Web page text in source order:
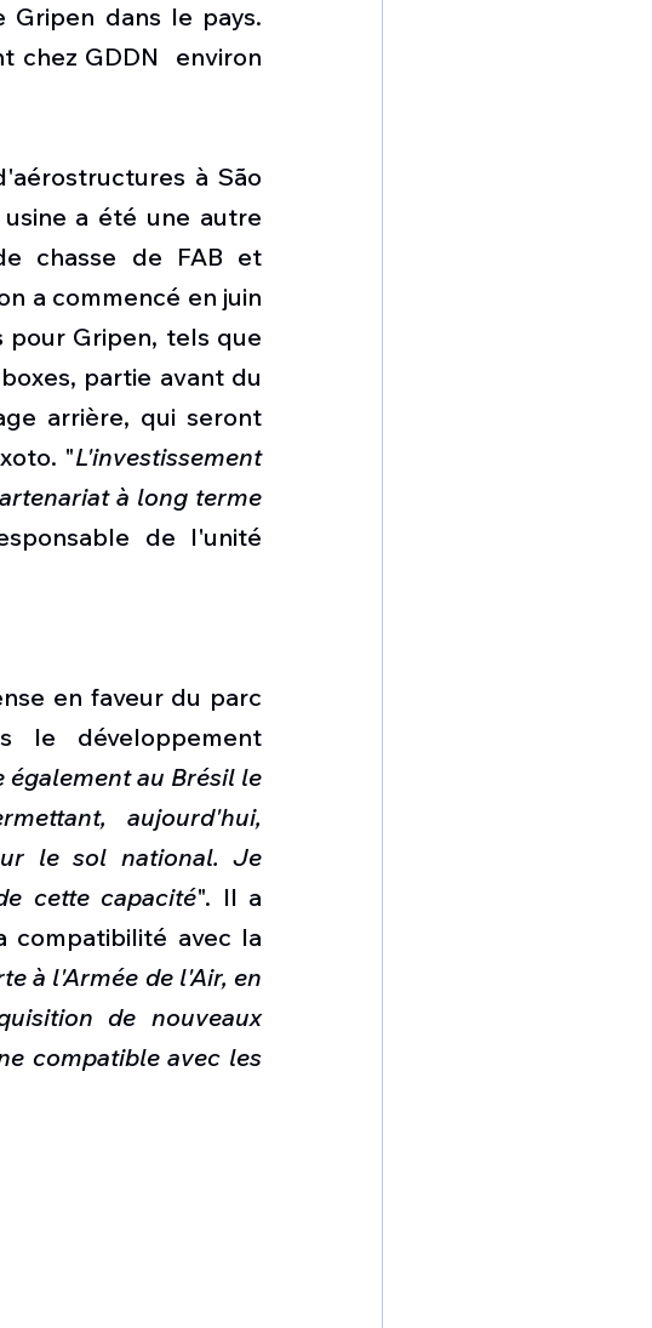
dans le pays.
chez GDDN  environ
à São
a été une autre
chasse de FAB et
a commencé en juin
pour Gripen, tels que
partie avant du
arrière, qui seront
"L'investissement
à long terme
de l'unité
en faveur du parc
le développement
au Brésil le
aujourd'hui,
le sol national. Je
cette capacité". Il a
compatibilité avec la
à l'Armée de l'Air, en
de nouveaux
compatible avec les